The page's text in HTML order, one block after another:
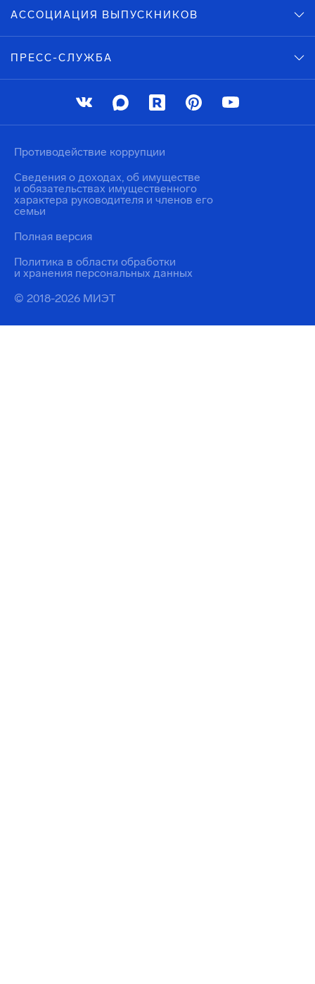
АССОЦИАЦИЯ ВЫПУСКНИКОВ
ПРЕСС-СЛУЖБА
© 2018-2026 МИЭТ
Политика в области обработки
и хранения персональных данных
Противодействие коррупции
Сведения о доходах, об имуществе
и обязательствах имущественного
характера руководителя и членов его
семьи
Полная версия